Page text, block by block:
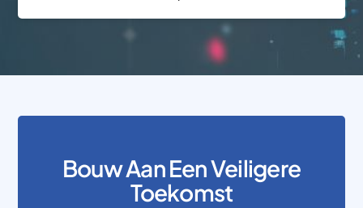
Bouw Aan Een Veiligere
Toekomst